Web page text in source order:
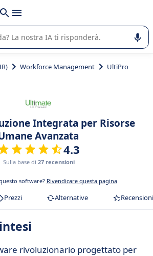
nell'utilizzo o nella scelta di un
azienda.
Workforce Management UltiPro
Integrata per Risorse
Avanzata
4.3
Sulla base di 27 recensioni
software? Rivendicare questa pagina
Prezzi Alternative Recensioni
rivoluzionario progettato per